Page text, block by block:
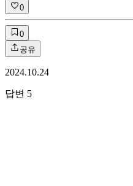
0
0
공유
2024.10.24
답변 5